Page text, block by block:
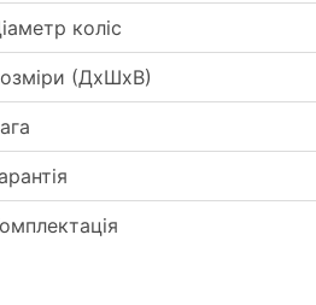
коліс
(ДхШхВ)